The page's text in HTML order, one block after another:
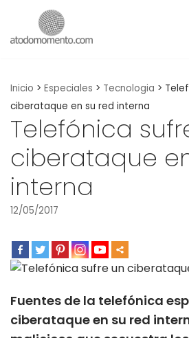
Skip
Inicio > Especiales > Tecnologia >
ciberataque en su red interna
Telefónica
ciberataque
interna
12/05/2017
Fuentes de la telefónica
ciberataque en su red